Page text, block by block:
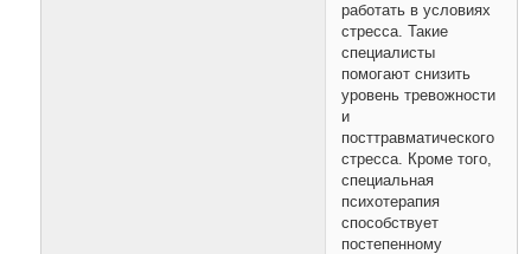
работать в условиях
стресса. Такие
специалисты
помогают снизить
уровень тревожности
и
посттравматического
стресса. Кроме того,
специальная
психотерапия
способствует
постепенному